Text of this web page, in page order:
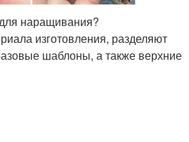
наращивания?
изготовления, разделяют
шаблоны, а также верхние